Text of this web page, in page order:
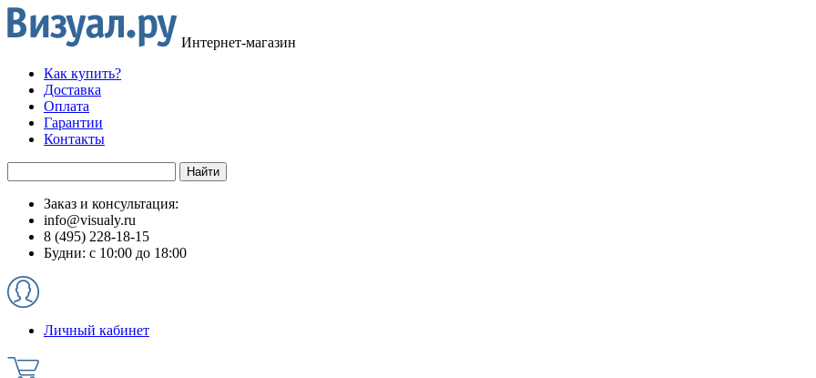
Интернет-магазин
Как купить?
Доставка
Оплата
Гарантии
Контакты
Заказ и консультация:
info@visualy.ru
8 (495) 228-18-15
Будни: с 10:00 до 18:00
Личный кабинет